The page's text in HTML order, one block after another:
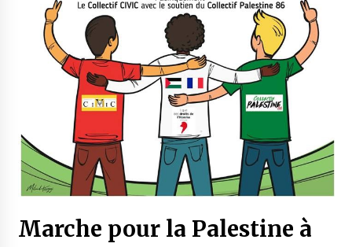
Marche pour la Palestine à